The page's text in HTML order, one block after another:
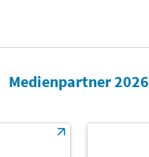
Medienpartner 2026